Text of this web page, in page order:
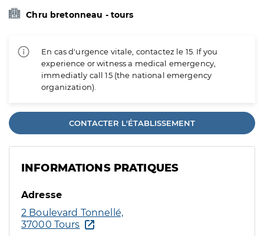
Chru bretonneau - tours
En cas d'urgence vitale, contactez le 15. If you
experience or witness a medical emergency,
immediatly call 15 (the national emergency
organization).
CONTACTER L'ÉTABLISSEMENT
INFORMATIONS PRATIQUES
Adresse
2 Boulevard Tonnellé,
37000 Tours